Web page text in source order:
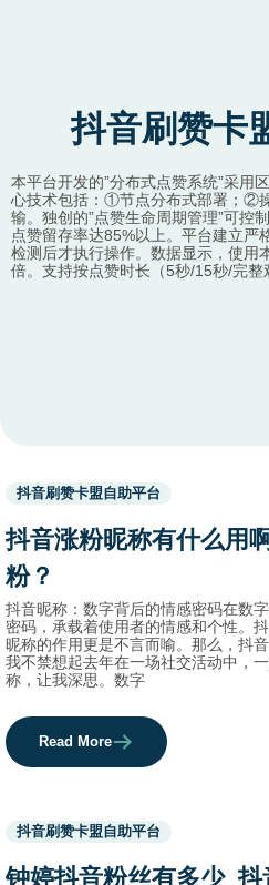
抖音刷赞卡
本平台开发的”分布式点赞系统”采用
心技术包括：①节点分布式部署；②
输。独创的”点赞生命周期管理”可控
点赞留存率达85%以上。平台建立严
检测后才执行操作。数据显示，使用
倍。支持按点赞时长（5秒/15秒/完整
Used
before
category
names.
抖音刷赞卡盟自助平台
抖音涨粉昵称有什么用
粉？
抖音昵称：数字背后的情感密码在数
密码，承载着使用者的情感和个性。
昵称的作用更是不言而喻。那么，抖
我不禁想起去年在一场社交活动中，
称，让我深思。数字
Read More
Used
before
names.
抖音刷赞卡盟自助平台
钟婷抖音粉丝有多少_